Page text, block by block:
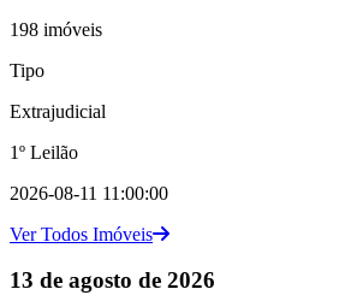
198 imóveis
Tipo
Extrajudicial
1º Leilão
2026-08-11 11:00:00
Ver Todos Imóveis
13 de agosto de 2026